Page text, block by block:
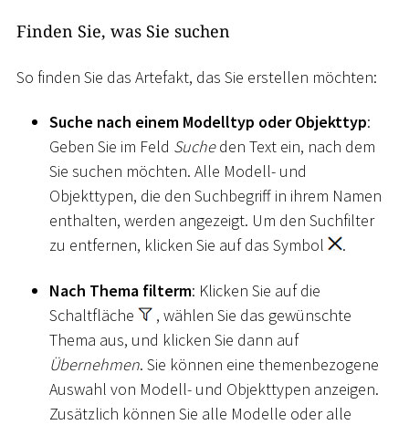
Finden Sie, was Sie suchen
So finden Sie das Artefakt, das Sie erstellen möchten:
Suche nach einem Modelltyp oder Objekttyp:
Geben Sie im Feld Sucheden Text ein, nach dem
Sie suchen möchten. Alle Modell- und
Objekttypen, die den Suchbegriff in ihrem Namen
enthalten, werden angezeigt. Um den Suchfilter
zu entfernen, klicken Sie auf das Symbol
.
Nach Thema filterm: Klicken Sie auf die
Schaltfläche
, wählen Sie das gewünschte
Thema aus, und klicken Sie dann auf
Übernehmen. Sie können eine themenbezogene
Auswahl von Modell- und Objekttypen anzeigen.
Zusätzlich können Sie alle Modelle oder alle